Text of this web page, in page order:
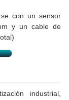
con un sensor
y un cable de
industrial,